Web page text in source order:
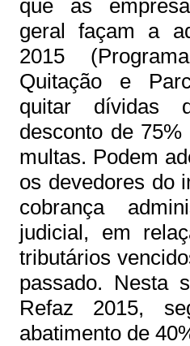
que as
geral façam a
2015
Quitação e
quitar dívidas
desconto de
multas. Podem
os devedores do
cobrança
judicial, em
tributários
passado. Nesta
Refaz 2015,
abatimento de